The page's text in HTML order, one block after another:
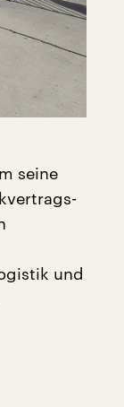
seine
und